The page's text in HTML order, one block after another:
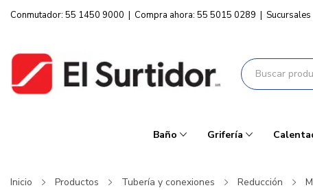
Conmutador: 55 1450 9000 | Compra ahora: 55 5015 0289 | Sucursales
Baño Grifería
Inicio Productos Tubería y conexiones Reducción